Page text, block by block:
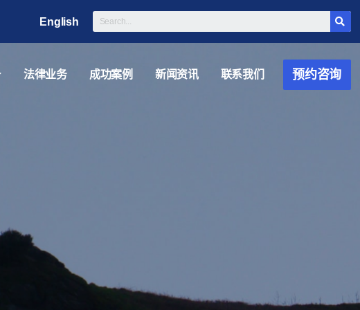
English
法律业务 成功案例 新闻资讯 联系我们 预约咨询